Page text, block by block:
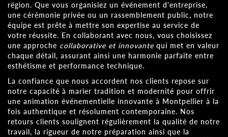
région. Que vous organisiez un événement d'entreprise,
une cérémonie privée ou un rassemblement public, notre
équipe est prête à mettre son expertise au service de
votre réussite. En collaborant avec nous, vous choisissez
une approche collaborative et innovante qui met en valeur
chaque détail, assurant ainsi une harmonie parfaite entre
esthétisme et performance technique.
La confiance que nous accordent nos clients repose sur
notre capacité à marier tradition et modernité pour offrir
une animation événementielle innovante à Montpellier à la
fois authentique et résolument contemporaine. Nos
retours clients soulignent régulièrement la qualité de notre
travail, la rigueur de notre préparation ainsi que la